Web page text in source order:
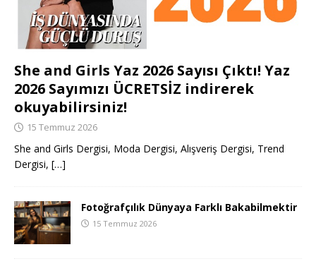
She and Girls Yaz 2026 Sayısı Çıktı! Yaz
2026 Sayımızı ÜCRETSİZ indirerek
okuyabilirsiniz!
15 Temmuz 2026
She and Girls Dergisi, Moda Dergisi, Alışveriş Dergisi, Trend
Dergisi, […]
Fotoğrafçılık Dünyaya Farklı Bakabilmektir
15 Temmuz 2026